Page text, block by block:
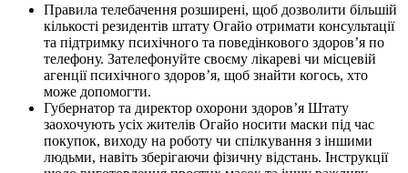
Правила телебачення розширені, щоб дозволити більшій
кількості резидентів штату Огайо отримати консультації
та підтримку психічного та поведінкового здоров’я по
телефону. Зателефонуйте своєму лікареві чи місцевій
агенції психічного здоров’я, щоб знайти когось, хто
може допомогти.
Губернатор та директор охорони здоров’я Штату
заохочують усіх жителів Огайо носити маски під час
покупок, виходу на роботу чи спілкування з іншими
людьми, навіть зберігаючи фізичну відстань. Інструкції